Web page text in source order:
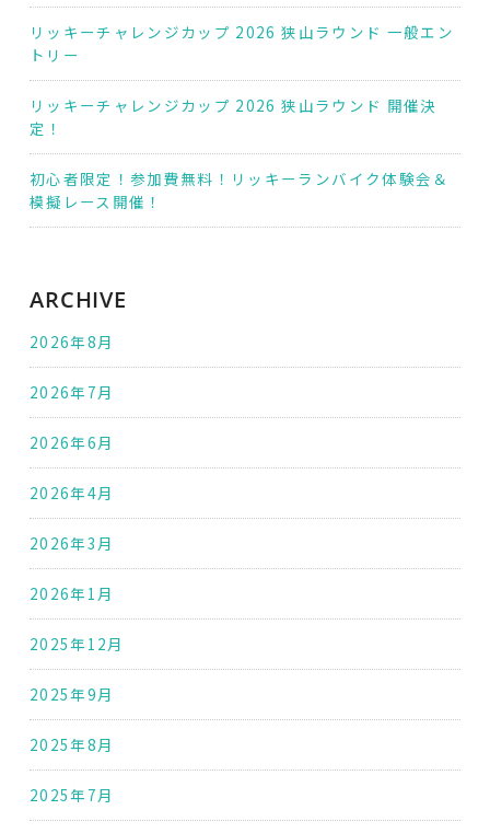
リッキーチャレンジカップ 2026 狭山ラウンド 一般エン
トリー
リッキーチャレンジカップ 2026 狭山ラウンド 開催決
定！
初心者限定！参加費無料！リッキーランバイク体験会＆
模擬レース開催！
ARCHIVE
2026年8月
2026年7月
2026年6月
2026年4月
2026年3月
2026年1月
2025年12月
2025年9月
2025年8月
2025年7月